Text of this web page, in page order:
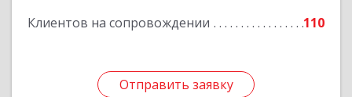
Клиентов на сопровождении 110
Отправить заявку
Подробнее
Отправить заявку